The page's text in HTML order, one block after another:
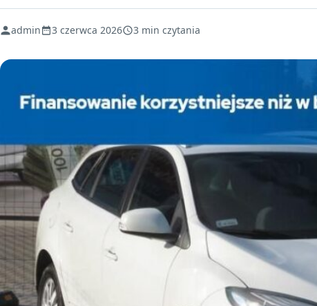
admin 3 czerwca 2026 3 min czytania